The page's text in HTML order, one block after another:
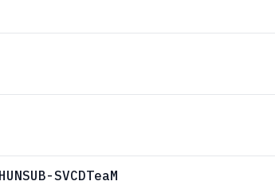
SVCDTeaM